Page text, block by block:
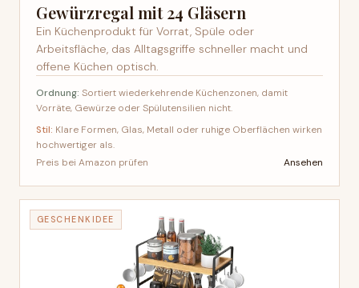
Gewürzregal mit 24 Gläsern
Ein Küchenprodukt für Vorrat, Spüle oder
Arbeitsfläche, das Alltagsgriffe schneller macht und
offene Küchen optisch.
Ordnung: Sortiert wiederkehrende Küchenzonen, damit
Vorräte, Gewürze oder Spülutensilien nicht.
Stil: Klare Formen, Glas, Metall oder ruhige Oberflächen wirken
hochwertiger als.
Preis bei Amazon prüfen
Ansehen
GESCHENKIDEE